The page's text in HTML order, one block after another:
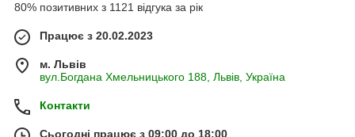
80% позитивних з 1121 відгука за рік
Працює з 20.02.2023
м. Львів
вул.Богдана Хмельницького 188, Львів, Україна
Контакти
Сьогодні працює з 09:00 до 18:00